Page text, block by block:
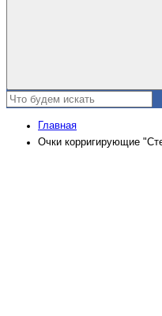
Главная
Очки корригирующие